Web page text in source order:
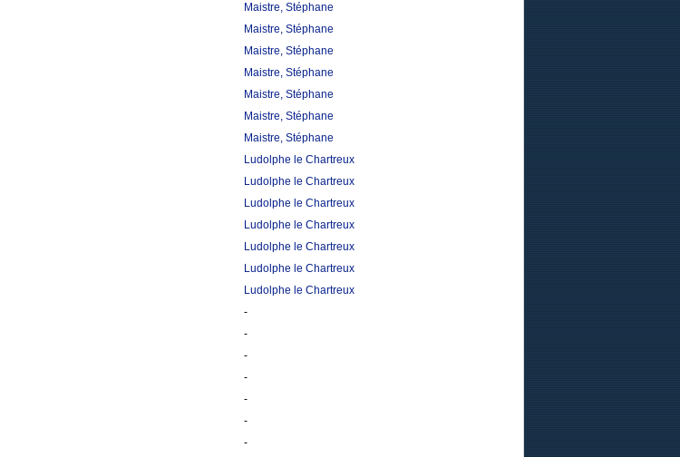
Maistre, Stéphane
Maistre, Stéphane
Maistre, Stéphane
Maistre, Stéphane
Maistre, Stéphane
Maistre, Stéphane
Maistre, Stéphane
Ludolphe le Chartreux
Ludolphe le Chartreux
Ludolphe le Chartreux
Ludolphe le Chartreux
Ludolphe le Chartreux
Ludolphe le Chartreux
Ludolphe le Chartreux
-
-
-
-
-
-
-